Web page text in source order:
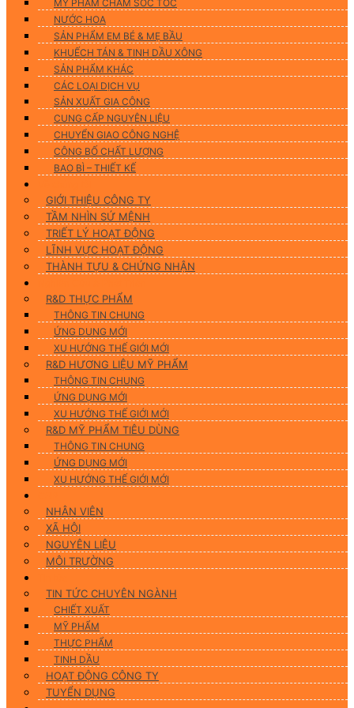
MỸ PHẨM CHĂM SÓC TÓC
NƯỚC HOA
SẢN PHẨM EM BÉ & MẸ BẦU
KHUẾCH TÁN & TINH DẦU XÔNG
SẢN PHẨM KHÁC
CÁC LOẠI DỊCH VỤ
SẢN XUẤT GIA CÔNG
CUNG CẤP NGUYÊN LIỆU
CHUYỂN GIAO CÔNG NGHỆ
CÔNG BỐ CHẤT LƯỢNG
BAO BÌ – THIẾT KẾ
GIỚI THIỆU CÔNG TY
TẦM NHÌN SỨ MỆNH
TRIẾT LÝ HOẠT ĐỘNG
LĨNH VỰC HOẠT ĐỘNG
THÀNH TỰU & CHỨNG NHẬN
R&D THỰC PHẨM
THÔNG TIN CHUNG
ỨNG DUNG MỚI
XU HƯỚNG THẾ GIỚI MỚI
R&D HƯƠNG LIỆU MỸ PHẨM
THÔNG TIN CHUNG
ỨNG DỤNG MỚI
XU HƯỚNG THẾ GIỚI MỚI
R&D MỸ PHẨM TIÊU DÙNG
THÔNG TIN CHUNG
ỨNG DỤNG MỚI
XU HƯỚNG THẾ GIỚI MỚI
NHÂN VIÊN
XÃ HỘI
NGUYÊN LIỆU
MÔI TRƯỜNG
TIN TỨC CHUYÊN NGÀNH
CHIẾT XUẤT
MỸ PHẨM
THỰC PHẨM
TINH DẦU
HOẠT ĐỘNG CÔNG TY
TUYỂN DỤNG